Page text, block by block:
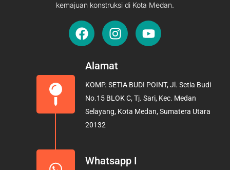
kemajuan konstruksi di Kota Medan.
F
a
e
o
o
k
I
n
t
g
r
a
Y
o
b
e
Alamat
KOMP. SETIA BUDI POINT, Jl. Setia Budi
No.15 BLOK C, Tj. Sari, Kec. Medan
Selayang, Kota Medan, Sumatera Utara
20132
Whatsapp I